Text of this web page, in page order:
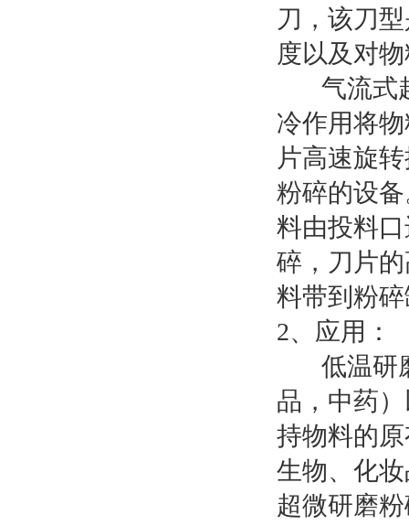
刀，该刀
度以及对
气流式超
冷作用将
片高速旋
粉碎的设
料由投料
碎，刀片
料带到粉
2、应用：
低温研磨
品，中药
持物料的
生物、化
超微研磨